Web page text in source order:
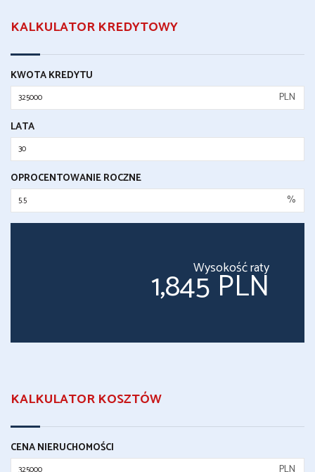
KALKULATOR KREDYTOWY
KWOTA KREDYTU
PLN
LATA
OPROCENTOWANIE ROCZNE
%
Wysokość raty
1,845 PLN
KALKULATOR KOSZTÓW
CENA NIERUCHOMOŚCI